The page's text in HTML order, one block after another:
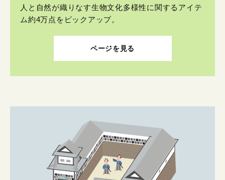
人と自然が織りなす生物文化多様性に関するアイテ
ム約4万点をピックアップ。
ページを見る